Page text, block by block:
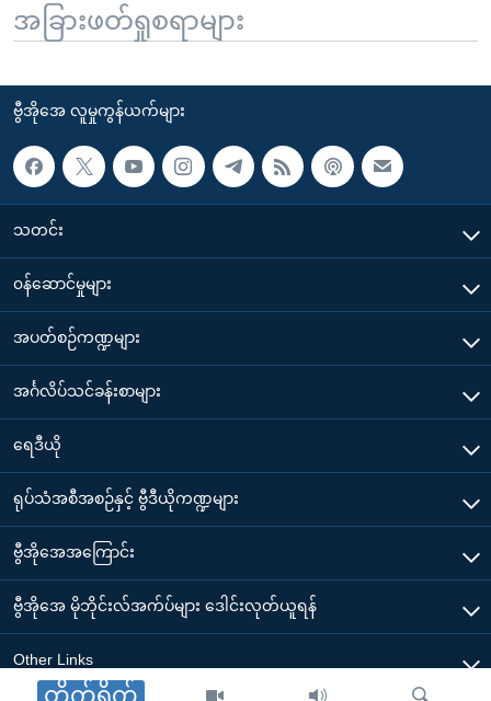
တိုက်ရိုက်
အခြားဖတ်ရှုစရာများ
ဗွီအိုအေ လူမှုကွန်ယက်များ
သတင်း
၀န်ဆောင်မှုများ
အပတ်စဉ်ကဏ္ဍများ
အင်္ဂလိပ်သင်ခန်းစာများ
ရေဒီယို
ရုပ်သံအစီအစဉ်နှင့် ဗွီဒီယိုကဏ္ဍများ
ဗွီအိုအေအကြောင်း
ဗွီအိုအေ မိုဘိုင်းလ်အက်ပ်များ ဒေါင်းလုတ်ယူရန်
Other Links